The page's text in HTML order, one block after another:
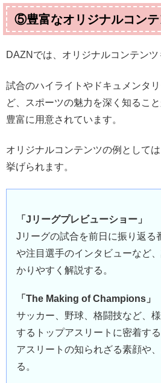
⑤豊富なオリジナルコンテ
DAZNでは、オリジナルコンテンツ
試合のハイライトやドキュメンタ
ど、スポーツの魅力を深く知るこ
豊富に用意されています。
オリジナルコンテンツの例として
挙げられます。
「Jリーグプレビューショー」
Jリーグの試合を前日に振り返る
や注目選手のインタビューなど
かりやすく解説する。
「The Making of Champions」
サッカー、野球、格闘技など、
するトップアスリートに密着す
アスリートの知られざる素顔や
る。